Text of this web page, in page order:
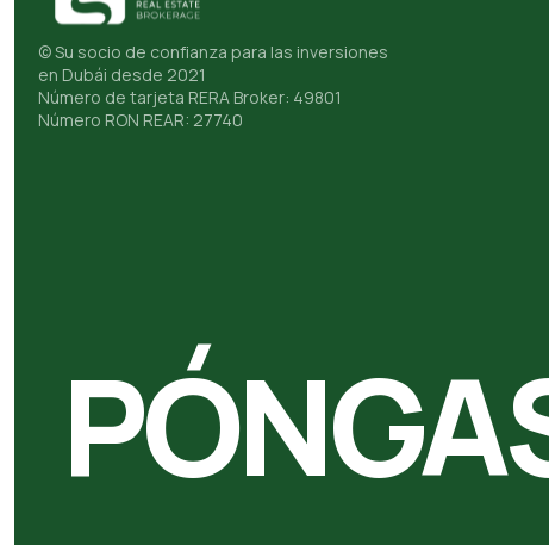
© Su socio de confianza para las inversiones
en Dubái desde 2021
Número de tarjeta RERA Broker: 49801
Número RON REAR: 27740